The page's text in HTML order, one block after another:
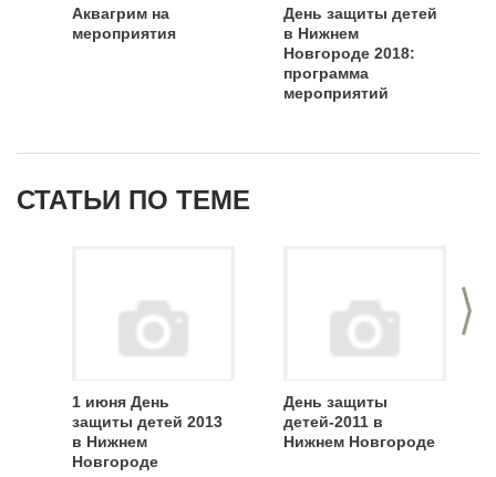
Аквагрим на
мероприятия
День защиты детей
в Нижнем
Новгороде 2018:
программа
мероприятий
СТАТЬИ ПО ТЕМЕ
>
1 июня День
защиты детей 2013
в Нижнем
Новгороде
День защиты
детей-2011 в
Нижнем Новгороде